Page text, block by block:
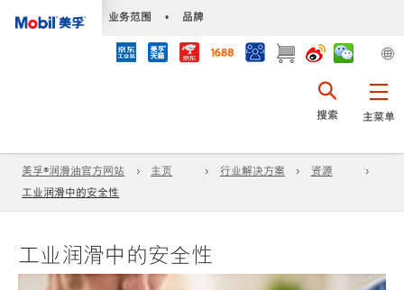
业务范围 • 品牌
主菜单
搜索
美孚®润滑油官方网站 主页 行业解决方案
资源
工业润滑中的安全性
工业润滑中的安全性